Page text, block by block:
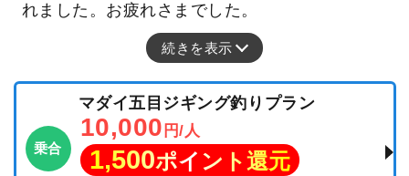
れました。お疲れさまでした。
続きを表示
乗合
マダイ五目ジギング釣りプラン
10,000 円/人
1,500ポイント還元